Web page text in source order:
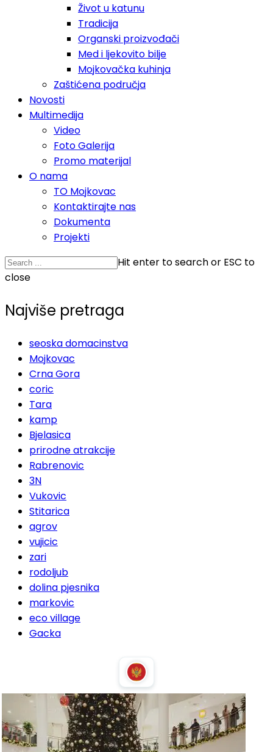
Život u katunu
Tradicija
Organski proizvođači
Med i ljekovito bilje
Mojkovačka kuhinja
Zaštićena područja
Novosti
Multimedija
Video
Foto Galerija
Promo materijal
O nama
TO Mojkovac
Kontaktirajte nas
Dokumenta
Projekti
Hit enter to search or ESC to
close
Najviše pretraga
seoska domacinstva
Mojkovac
Crna Gora
coric
Tara
kamp
Bjelasica
prirodne atrakcije
Rabrenovic
3N
Vukovic
Stitarica
agrov
vujicic
zari
rodoljub
dolina pjesnika
markovic
eco village
Gacka